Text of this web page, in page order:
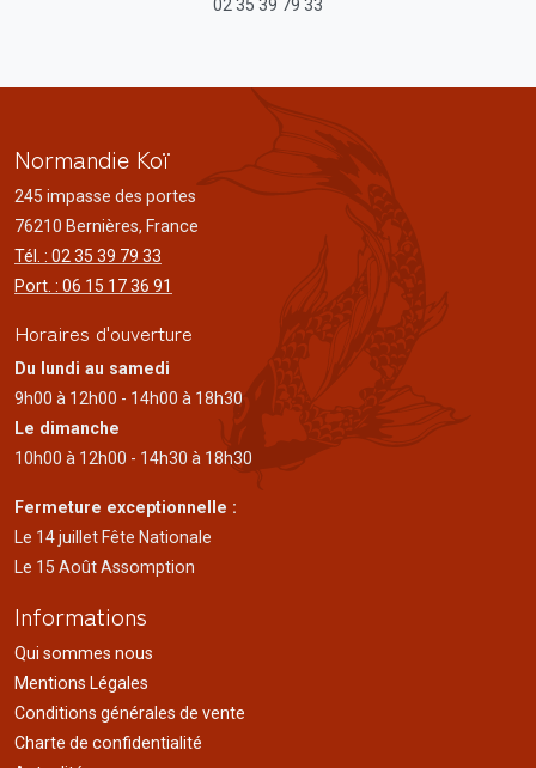
02 35 39 79 33
Normandie Koï
245 impasse des portes
76210 Bernières, France
Tél. : 02 35 39 79 33
Port. : 06 15 17 36 91
Horaires d'ouverture
Du lundi au samedi
9h00 à 12h00 - 14h00 à 18h30
Le dimanche
10h00 à 12h00 - 14h30 à 18h30
Fermeture exceptionnelle :
Le 14 juillet Fête Nationale
Le 15 Août Assomption
Informations
Qui sommes nous
Mentions Légales
Conditions générales de vente
Charte de confidentialité